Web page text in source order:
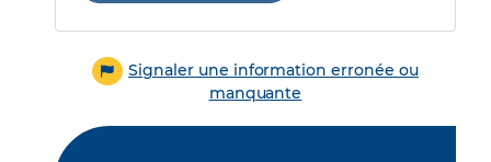
Signaler une information erronée ou
manquante